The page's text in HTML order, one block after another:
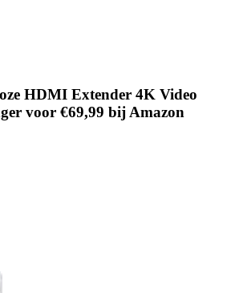
HDMI Extender 4K Video
voor €69,99 bij Amazon